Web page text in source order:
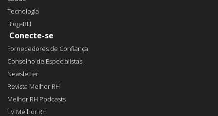
Tecnologia
BlogaRH
Conecte-se
Fornecedores de Confiança
Conselho de Especialistas
Newsletter
Revista Melhor RH
Melhor RH Podcasts
TV Melhor RH